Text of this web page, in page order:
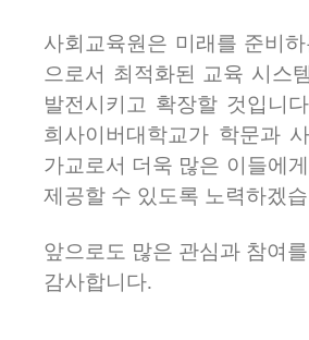
사회교육원은 미래를 준비
으로서 최적화된 교육 시스
발전시키고 확장할 것입니
희사이버대학교가 학문과
가교로서 더욱 많은 이들에
제공할 수 있도록 노력하겠
앞으로도 많은 관심과 참여
감사합니다.